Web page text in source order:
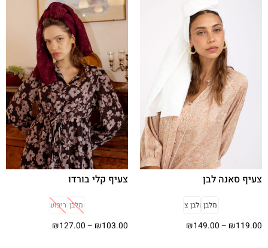
צעיף סאנה לבן
מלבןמלבן צר
₪119.00
–
₪149.00
צעיף קלי בורדו
מלבן ריבוע
₪103.00
–
₪127.00